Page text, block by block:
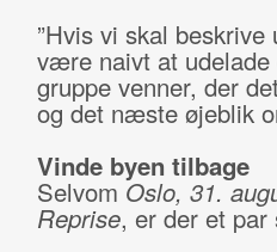
”Hvis vi skal
være naivt at udelade
gruppe venner, der
og det næste øjeblik
Vinde byen tilbage
Selvom Oslo, 31.
Reprise, er der et par